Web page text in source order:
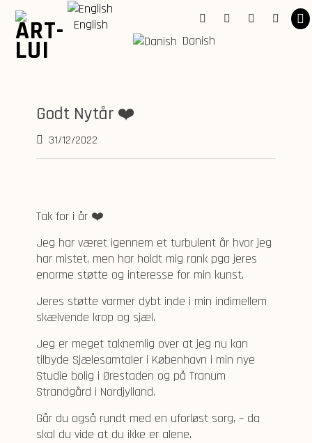
Skip
content
Facebook
English
Danish
Godt Nytår ❤️
31/12/2022
Tak for i år ❤️
Jeg har været igennem et turbulent år hvor jeg
har mistet, men har holdt mig rank pga jeres
enorme støtte og interesse for min kunst.
Jeres støtte varmer dybt inde i min indimellem
skælvende krop og sjæl.
Jeg er meget taknemlig over at jeg nu kan
tilbyde Sjælesamtaler i København i min nye
Studie bolig i Ørestaden og på Tranum
Strandgård i Nordjylland.
Går du også rundt med en uforløst sorg, – da
skal du vide at du ikke er alene.